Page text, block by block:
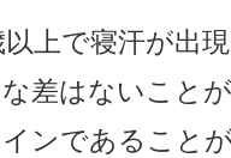
上で寝汗が出
差はないこと
ンであること